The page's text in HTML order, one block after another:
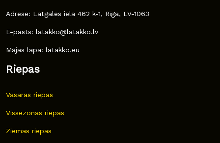
Adrese: Latgales iela 462 k-1, Rīga, LV-1063
E-pasts: latakko@latakko.lv
Mājas lapa: latakko.eu
Riepas
Vasaras riepas
Vissezonas riepas
Ziemas riepas